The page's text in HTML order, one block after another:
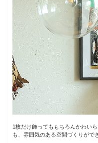
1枚だけ飾ってももちろんかわい
も、雰囲気のある空間づくりがで